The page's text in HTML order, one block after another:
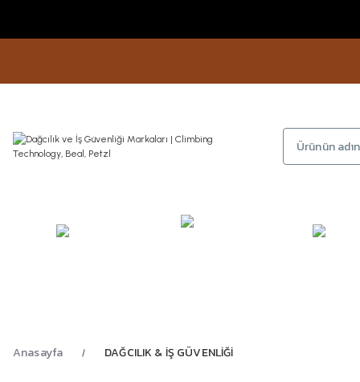
Anasayfa DAĞCILIK & İŞ GÜVENLİĞİ